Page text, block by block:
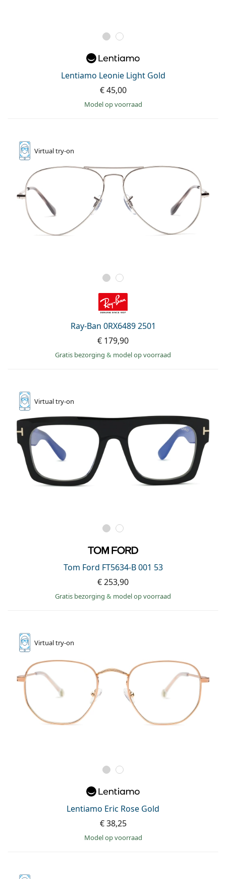
Lentiamo Leonie Light Gold
€ 45,00
model op voorraad
Virtualtry-on
Ray-Ban 0RX6489 2501
€ 179,90
Gratis bezorging & model op voorraad
Virtualtry-on
Tom Ford FT5634-B 001 53
€ 253,90
Gratis bezorging & model op voorraad
Virtualtry-on
Lentiamo Eric Rose Gold
€ 38,25
model op voorraad